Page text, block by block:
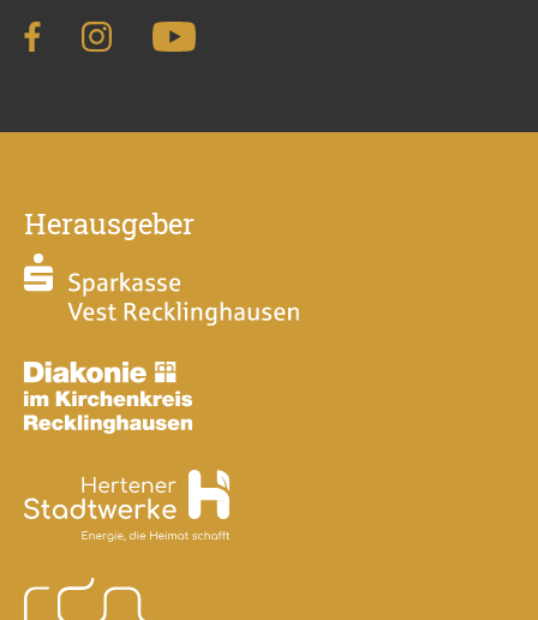
Herausgeber